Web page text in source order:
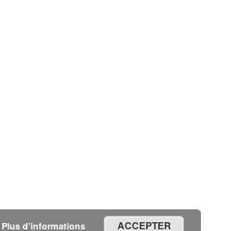
Plus d’informations ACCEPTER